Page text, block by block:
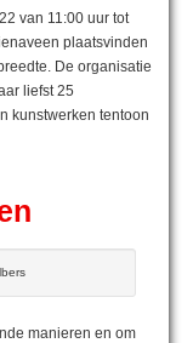
van 11:00 uur tot
plaatsvinden
De organisatie
liefst 25
kunstwerken tentoon
manieren en om